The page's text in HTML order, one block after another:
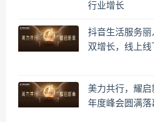
行业增长
抖音生活服务
双增长，线上
美力共行，耀启
年度峰会圆满落